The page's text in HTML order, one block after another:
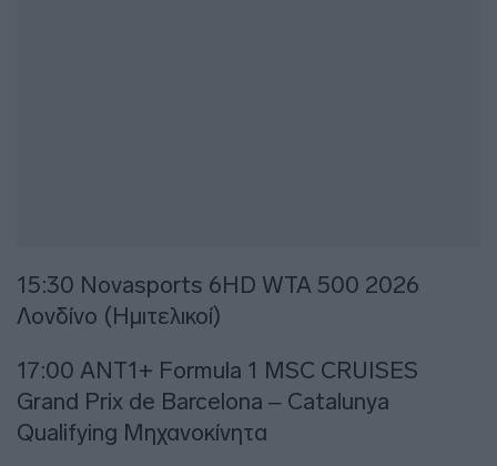
15:30 Novasports 6HD WTA 500 2026
Λονδίνο (Ημιτελικοί)
17:00 ΑΝΤ1+ Formula 1 MSC CRUISES
Grand Prix de Barcelona – Catalunya
Qualifying Μηχανοκίνητα